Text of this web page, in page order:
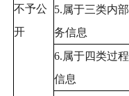
不予公
开
5.属于三类内
务信息
6.属于四类过
信息